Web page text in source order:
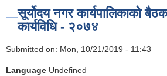
सूर्योदय नगर कार्यपालिकाको
कार्यविधि - २०७४
Submitted on: Mon, 10/21/2019 - 11:43
Language Undefined